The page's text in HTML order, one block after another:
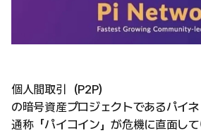
個人間取引（P2P）
の暗号資産プロジェクトであるパイネ
通称「パイコイン」が危機に直面して